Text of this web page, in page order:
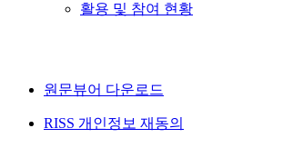
활용 및 참여 현황
원문뷰어 다운로드
RISS 개인정보 재동의